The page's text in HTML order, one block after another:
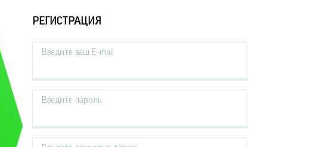
РЕГИСТРАЦИЯ
Введите ваш E-mail
Введите пароль